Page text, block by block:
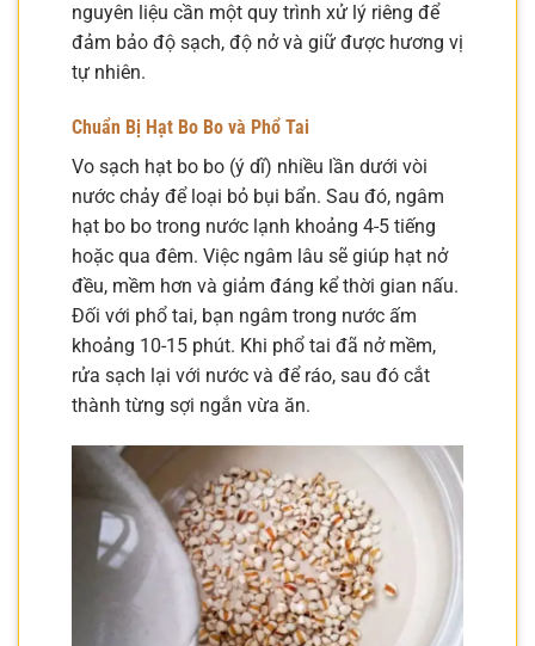
nguyên liệu cần một quy trình xử lý riêng để
đảm bảo độ sạch, độ nở và giữ được hương vị
tự nhiên.
Chuẩn Bị Hạt Bo Bo và Phổ Tai
Vo sạch hạt bo bo (ý dĩ) nhiều lần dưới vòi
nước chảy để loại bỏ bụi bẩn. Sau đó, ngâm
hạt bo bo trong nước lạnh khoảng 4-5 tiếng
hoặc qua đêm. Việc ngâm lâu sẽ giúp hạt nở
đều, mềm hơn và giảm đáng kể thời gian nấu.
Đối với phổ tai, bạn ngâm trong nước ấm
khoảng 10-15 phút. Khi phổ tai đã nở mềm,
rửa sạch lại với nước và để ráo, sau đó cắt
thành từng sợi ngắn vừa ăn.